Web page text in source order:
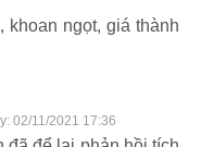
khoan ngọt, giá thành
02/11/2021 17:36